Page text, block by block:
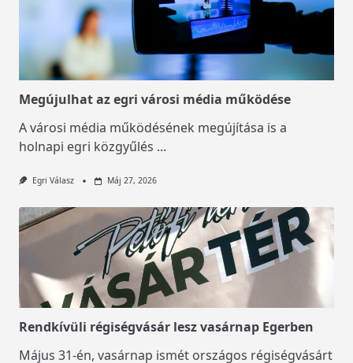
Megújulhat az egri városi média működése
A városi média működésének megújítása is a
holnapi egri közgyűlés ...
Egri Válasz Máj 27, 2026
Rendkívüli régiségvásár lesz vasárnap Egerben
Május 31-én, vasárnap ismét országos régiségvásárt